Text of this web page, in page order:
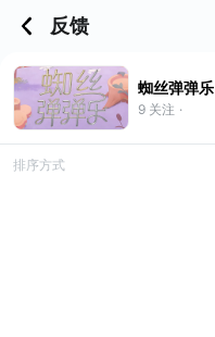
反馈
蜘丝弹弹乐
9 关注 ·
排序方式